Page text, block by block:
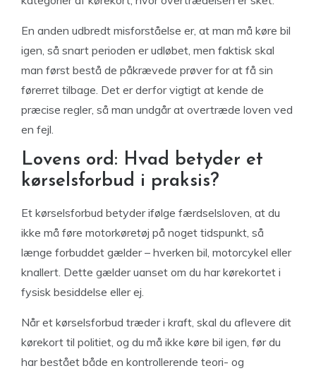
En anden udbredt misforståelse er, at man må køre bil
igen, så snart perioden er udløbet, men faktisk skal
man først bestå de påkrævede prøver for at få sin
førerret tilbage. Det er derfor vigtigt at kende de
præcise regler, så man undgår at overtræde loven ved
en fejl.
Lovens ord: Hvad betyder et
kørselsforbud i praksis?
Et kørselsforbud betyder ifølge færdselsloven, at du
ikke må føre motorkøretøj på noget tidspunkt, så
længe forbuddet gælder – hverken bil, motorcykel eller
knallert. Dette gælder uanset om du har kørekortet i
fysisk besiddelse eller ej.
Når et kørselsforbud træder i kraft, skal du aflevere dit
kørekort til politiet, og du må ikke køre bil igen, før du
har bestået både en kontrollerende teori- og